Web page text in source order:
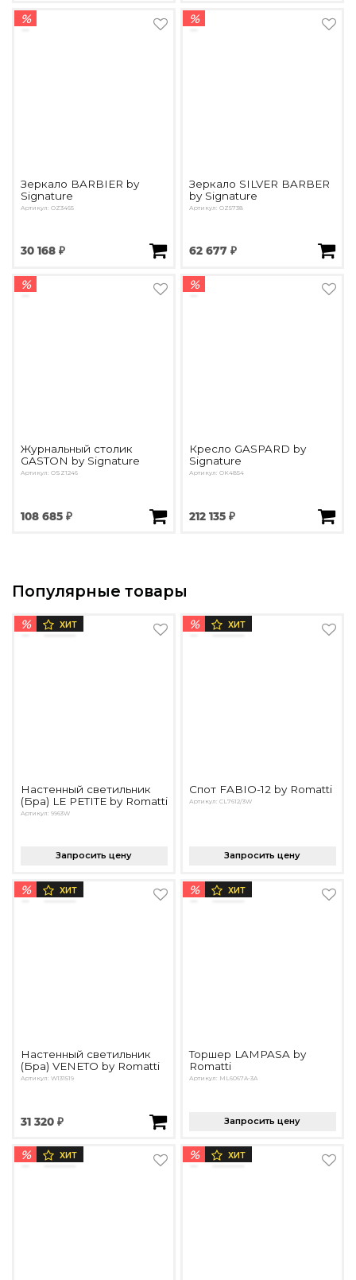
%
Зеркало BARBIER by
Signature
Артикул: OZ3465
30 168 ₽
%
Зеркало SILVER BARBER
by Signature
Артикул: OZ5738
62 677 ₽
%
Журнальный столик
GASTON by Signature
Артикул: OSZ1246
108 685 ₽
%
Кресло GASPARD by
Signature
Артикул: OK4854
212 135 ₽
Популярные товары
% ХИТ
Настенный светильник
(Бра) LE PETITE by Romatti
Артикул: 9963W
Запросить цену
% ХИТ
Спот FABIO-12 by Romatti
Артикул: CL7612/3W
Запросить цену
% ХИТ
Настенный светильник
(Бра) VENETO by Romatti
Артикул: W131519
31 320 ₽
% ХИТ
Торшер LAMPASA by
Romatti
Артикул: ML6067A-3A
Запросить цену
% ХИТ % ХИТ